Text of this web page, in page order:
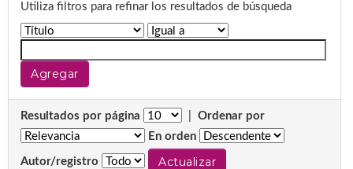
Utiliza filtros para refinar los resultados de búsqueda
Resultados por página
Ordenar por
En orden
Autor/registro